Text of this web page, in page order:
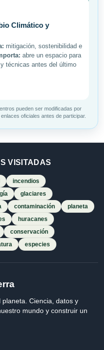
Climático y
mitigación, sostenibilidad e
abre un espacio para
técnicas antes del último
pueden ser modificadas por
oficiales antes de participar.
VISITADAS
incendios
glaciares
contaminación
planeta
huracanes
conservación
especies
Ciencia, datos y
mundo y construir un